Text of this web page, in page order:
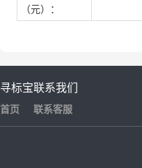
（元）：
寻标宝
首页
联系我们
联系客服